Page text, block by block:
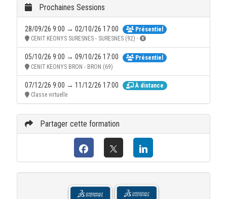
9:00 → 12:00
13:00 → 17:00
01/10/26 :
13:00 → 17:00
02/10/26 :
9:00 → 12:00
Prochaines Sessions
28/09/26 9:00 → 02/10/26 17:00
Présentiel
CENIT KEONYS SURESNES - SURESNES (92) -
05/10/26 9:00 → 09/10/26 17:00
Présentiel
CENIT KEONYS BRON - BRON (69)
07/12/26 9:00 → 11/12/26 17:00
À distance
Classe virtuelle
Partager cette formation